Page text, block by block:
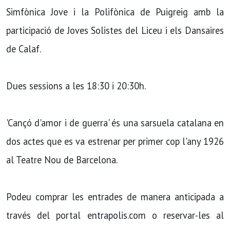
Simfònica Jove i la Polifònica de Puigreig amb la
participació de Joves Solistes del Liceu i els Dansaires
de Calaf.
Dues sessions a les 18:30 i 20:30h.
'Cançó d'amor i de guerra' és una sarsuela catalana en
dos actes que es va estrenar per primer cop l'any 1926
al Teatre Nou de Barcelona.
Podeu comprar les entrades de manera anticipada a
través del portal entrapolis.com o reservar-les al